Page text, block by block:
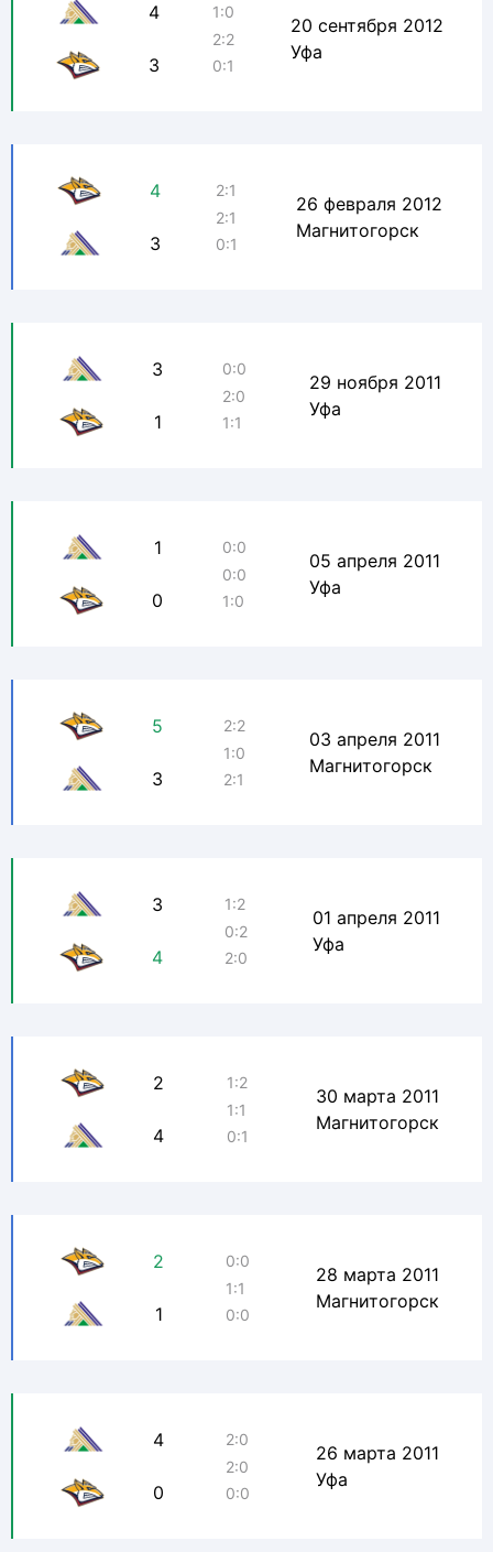
4
3
1:0
2:2
0:1
20 сентября 2012
Уфа
4
3
2:1
2:1
0:1
26 февраля 2012
Магнитогорск
3
1
0:0
2:0
1:1
29 ноября 2011
Уфа
1
0
0:0
0:0
1:0
05 апреля 2011
Уфа
5
3
2:2
1:0
2:1
03 апреля 2011
Магнитогорск
3
4
1:2
0:2
2:0
01 апреля 2011
Уфа
2
4
1:2
1:1
0:1
30 марта 2011
Магнитогорск
2
1
0:0
1:1
0:0
28 марта 2011
Магнитогорск
4
0
2:0
2:0
0:0
26 марта 2011
Уфа